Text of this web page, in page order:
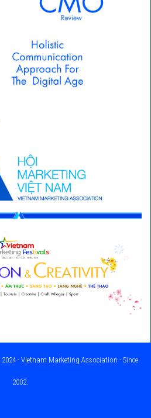
- Vietnam Marketing Association - Since
2002.